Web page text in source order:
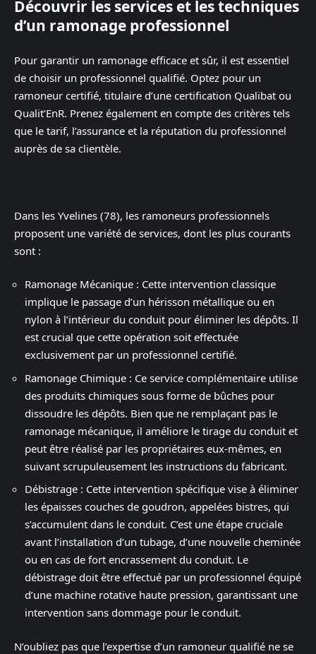
Découvrir les services et les techniques
d’un ramonage professionnel
Pour garantir un ramonage efficace et sûr, il est essentiel
de choisir un professionnel qualifié. Optez pour un
ramoneur certifié, titulaire d’une certification Qualibat ou
Qualit’EnR. Prenez également en compte des critères tels
que le tarif, l’assurance et la réputation du professionnel
auprès de sa clientèle.
Dans les Yvelines (78), les ramoneurs professionnels
proposent une variété de services, dont les plus courants
sont :
Ramonage Mécanique : Cette intervention classique
implique le passage d’un hérisson métallique ou en
nylon à l’intérieur du conduit pour éliminer les dépôts. Il
est crucial que cette opération soit effectuée
exclusivement par un professionnel certifié.
Ramonage Chimique : Ce service complémentaire utilise
des produits chimiques sous forme de bûches pour
dissoudre les dépôts. Bien que ne remplaçant pas le
ramonage mécanique, il améliore le tirage du conduit et
peut être réalisé par les propriétaires eux-mêmes, en
suivant scrupuleusement les instructions du fabricant.
Débistrage : Cette intervention spécifique vise à éliminer
les épaisses couches de goudron, appelées bistres, qui
s’accumulent dans le conduit. C’est une étape cruciale
avant l’installation d’un tubage, d’une nouvelle cheminée
ou en cas de fort encrassement du conduit. Le
débistrage doit être effectué par un professionnel équipé
d’une machine rotative haute pression, garantissant une
intervention sans dommage pour le conduit.
N’oubliez pas que l’expertise d’un ramoneur qualifié ne se